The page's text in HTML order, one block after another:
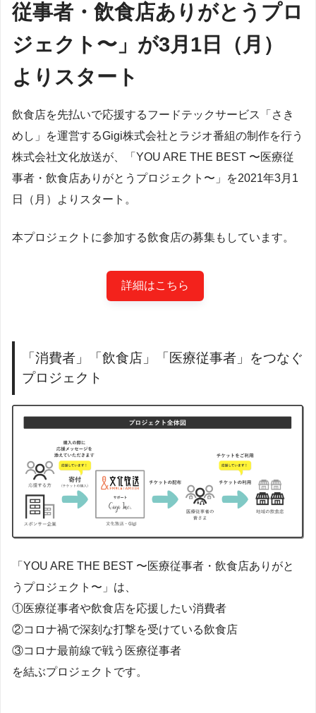
従事者・飲食店ありがとうプロ
ジェクト〜」が3月1日（月）
よりスタート
飲食店を先払いで応援するフードテックサービス「さき
めし」を運営するGigi株式会社とラジオ番組の制作を行う
株式会社文化放送が、「YOU ARE THE BEST 〜医療従
事者・飲食店ありがとうプロジェクト〜」を2021年3月1
日（月）よりスタート。
本プロジェクトに参加する飲食店の募集もしています。
詳細はこちら
「消費者」「飲食店」「医療従事者」をつなぐ
プロジェクト
「YOU ARE THE BEST 〜医療従事者・飲食店ありがと
うプロジェクト〜」は、
①医療従事者や飲食店を応援したい消費者
②コロナ禍で深刻な打撃を受けている飲食店
③コロナ最前線で戦う医療従事者
を結ぶプロジェクトです。